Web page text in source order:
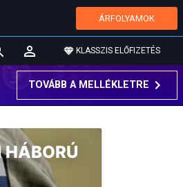
ÁRFOLYAMOK
KLASSZIS ELŐFIZETÉS
TOVÁBB A MELLÉKLETRE